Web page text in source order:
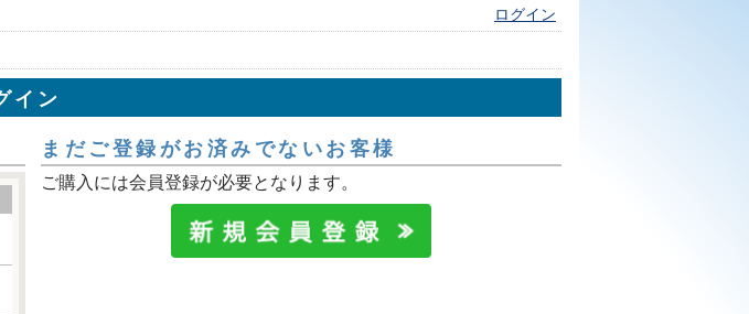
ログイン
イン
まだご登録がお済みでないお客様
ご購入には会員登録が必要となります。